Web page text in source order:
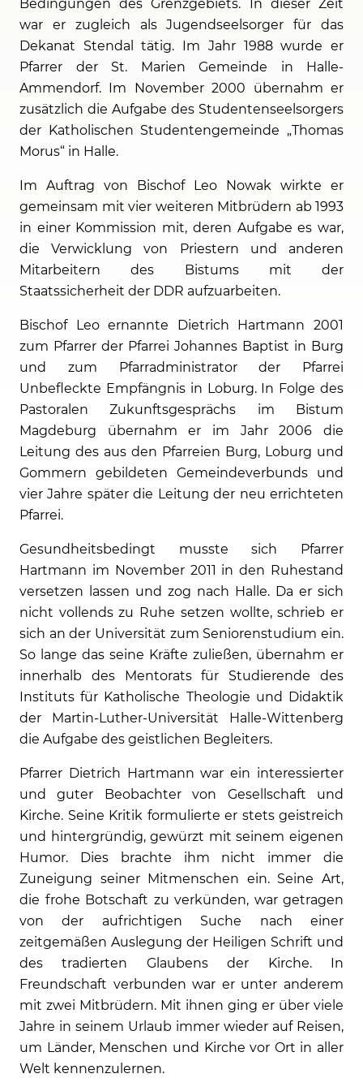
Bedingungen des Grenzgebiets. In dieser Zeit
war er zugleich als Jugendseelsorger für das
Dekanat Stendal tätig. Im Jahr 1988 wurde er
Pfarrer der St. Marien Gemeinde in Halle-
Ammendorf. Im November 2000 übernahm er
zusätzlich die Aufgabe des Studentenseelsorgers
der Katholischen Studentengemeinde „Thomas
Morus“ in Halle.
Im Auftrag von Bischof Leo Nowak wirkte er
gemeinsam mit vier weiteren Mitbrüdern ab 1993
in einer Kommission mit, deren Aufgabe es war,
die Verwicklung von Priestern und anderen
Mitarbeitern des Bistums mit der
Staatssicherheit der DDR aufzuarbeiten.
Bischof Leo ernannte Dietrich Hartmann 2001
zum Pfarrer der Pfarrei Johannes Baptist in Burg
und zum Pfarradministrator der Pfarrei
Unbefleckte Empfängnis in Loburg. In Folge des
Pastoralen Zukunftsgesprächs im Bistum
Magdeburg übernahm er im Jahr 2006 die
Leitung des aus den Pfarreien Burg, Loburg und
Gommern gebildeten Gemeindeverbunds und
vier Jahre später die Leitung der neu errichteten
Pfarrei.
Gesundheitsbedingt musste sich Pfarrer
Hartmann im November 2011 in den Ruhestand
versetzen lassen und zog nach Halle. Da er sich
nicht vollends zu Ruhe setzen wollte, schrieb er
sich an der Universität zum Seniorenstudium ein.
So lange das seine Kräfte zuließen, übernahm er
innerhalb des Mentorats für Studierende des
Instituts für Katholische Theologie und Didaktik
der Martin-Luther-Universität Halle-Wittenberg
die Aufgabe des geistlichen Begleiters.
Pfarrer Dietrich Hartmann war ein interessierter
und guter Beobachter von Gesellschaft und
Kirche. Seine Kritik formulierte er stets geistreich
und hintergründig, gewürzt mit seinem eigenen
Humor. Dies brachte ihm nicht immer die
Zuneigung seiner Mitmenschen ein. Seine Art,
die frohe Botschaft zu verkünden, war getragen
von der aufrichtigen Suche nach einer
zeitgemäßen Auslegung der Heiligen Schrift und
des tradierten Glaubens der Kirche. In
Freundschaft verbunden war er unter anderem
mit zwei Mitbrüdern. Mit ihnen ging er über viele
Jahre in seinem Urlaub immer wieder auf Reisen,
um Länder, Menschen und Kirche vor Ort in aller
Welt kennenzulernen.